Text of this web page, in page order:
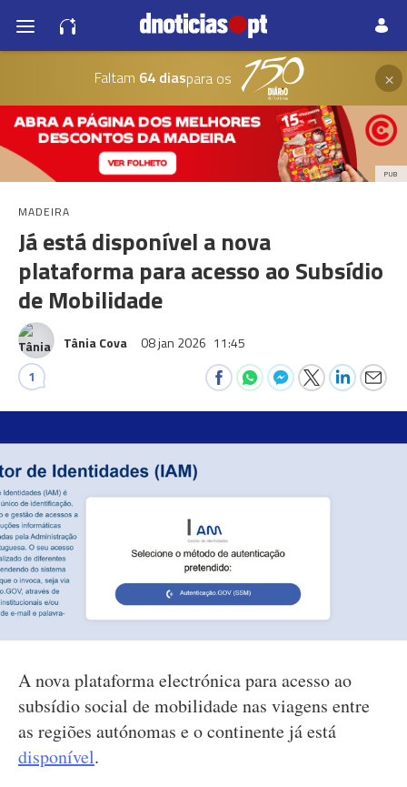
Faltam 64 diaspara os ×
PUB
MADEIRA
Já está disponível a nova
plataforma para acesso ao Subsídio
de Mobilidade
Tânia Cova 08 jan 2026 11:45
1
A nova plataforma electrónica para acesso ao
subsídio social de mobilidade nas viagens entre
as regiões autónomas e o continente já está
disponível.